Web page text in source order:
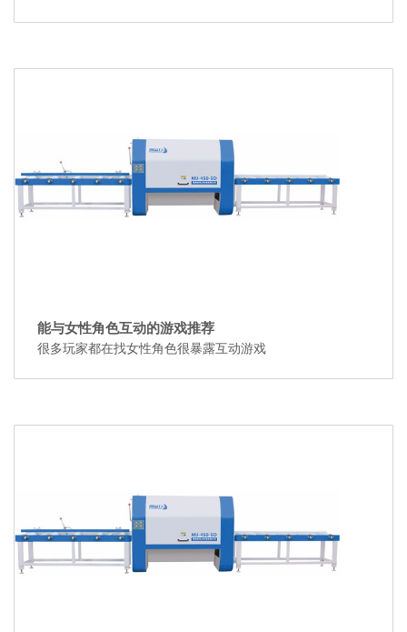
能与女性角色互动的游戏推荐
很多玩家都在找女性角色很暴露互动游戏